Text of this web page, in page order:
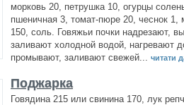
морковь 20, петрушка 10, огурцы
пшеничная 3, томат-пюре 20, чеснок 1,
150, соль. Говяжьи почки надрезают,
заливают холодной водой, нагревают
промывают, заливают свежей...
читати
Поджарка
Говядина 215 или свинина 170, лук